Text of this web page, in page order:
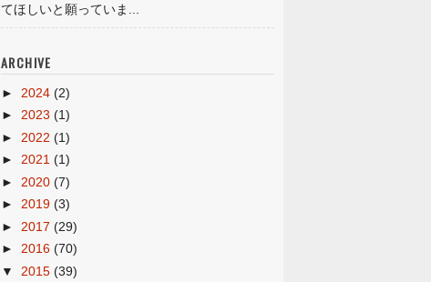
てほしいと願っていま...
ARCHIVE
► 2024 (2)
► 2023 (1)
► 2022 (1)
► 2021 (1)
► 2020 (7)
► 2019 (3)
► 2017 (29)
► 2016 (70)
▼
2015 (39)